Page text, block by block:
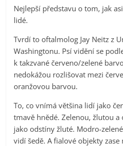
Nejlepší představu o tom, jak
lidé.
Tvrdí to oftalmolog Jay Neitz z
Washingtonu. Psí vidění se
k takzvané červeno/zelené
nedokážou rozlišovat mezi
oranžovou barvou.
To, co vnímá většina lidí jako
tmavě hnědé. Zelenou, žlutou
jako odstíny žluté. Modro-
vidí šedě. A fialové objekty